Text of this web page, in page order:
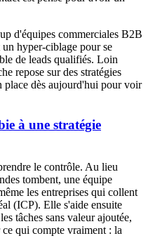
d'équipes commerciales B2B
hyper-ciblage pour se
de leads qualifiés. Loin
repose sur des stratégies
place dès aujourd'hui pour voir
à une stratégie
le contrôle. Au lieu
tombent, une équipe
les entreprises qui collent
(ICP). Elle s'aide ensuite
tâches sans valeur ajoutée,
qui compte vraiment : la